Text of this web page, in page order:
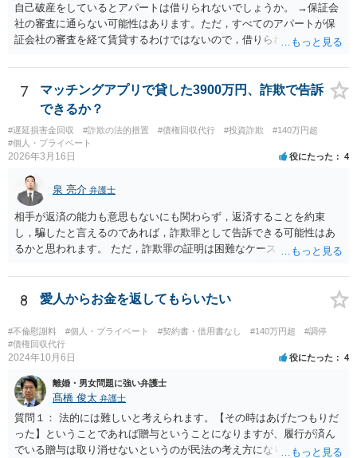
自己破産をしているとアパートは借りられないでしょうか。 →保証会
社の審査に通らない可能性はあります。ただ，すべてのアパートが保
証会社の審査を経て賃貸するわけではないので，借りられないという
違約金を給料から直接回収出来ますか？ →立退き期限以降の分につい
て賠償金を請求することもできます。判決をとって，勤務先も判って
いれば給料を差し押さえることによって回収することができます。
7
マッチングアプリで貸した3900万円、詐欺で告訴
できるか？
#遅延損害金回収 #詐欺の法的措置 #債権回収代行 #投資詐欺
#140万円超
#個人・プライベート
2026年3月16日 役にたった 4
泉 亮介 弁護士
相手が返済の能力も意思もないにも関わらず，返済することを約束
し，騙したと言えるのであれば，詐欺罪として告訴できる可能性はあ
るかと思われます。 ただ，詐欺罪の証明は困難なケースも多く，民事
8 愛人からお金を返してもらいたい
#不倫慰謝料 #個人・プライベート #契約書・借用書なし #140万円超
#調停
#債権回収代行
2024年10月6日 役にたった 4
離婚・男女問題に強い弁護士
髙橋 俊太 弁護士
質問１： 法的には難しいと考えられます。【その時はあげたつもりだ
った】ということであれば贈与ということになりますが、履行が済ん
でいる贈与は取り消せないというのが民法の考え方になります。（な